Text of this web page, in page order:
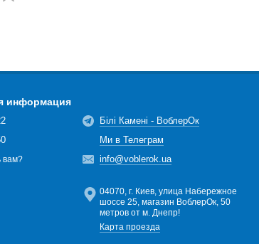
информация
вам?
Білі Камені - ВоблерОк
Ми в Телеграм
info@voblerok.ua
04070, г. Киев, улица Набережное
шоссе 25, магазин ВоблерОк, 50
метров от м. Днепр!
Карта проезда